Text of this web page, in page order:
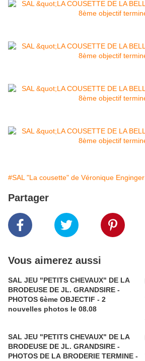
#SAL "La cousette" de Véronique Enginger
Partager
Vous aimerez aussi
SAL JEU "PETITS CHEVAUX" DE LA
BRODEUSE DE JL. GRANDSIRE -
PHOTOS 6ème OBJECTIF - 2
nouvelles photos le 08.08
SAL JEU "PETITS CHEVAUX" DE LA
BRODEUSE DE JL. GRANDSIRE -
PHOTOS DE LA BRODERIE TERMINE -